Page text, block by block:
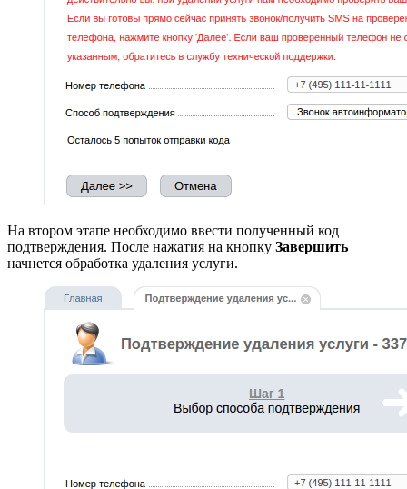
На втором этапе необходимо ввести полученный код
подтверждения. После нажатия на кнопку Завершить
начнется обработка удаления услуги.